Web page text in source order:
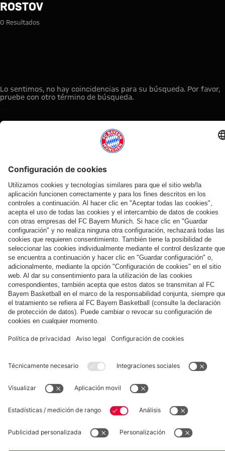
Búsqueda: Rostov
ROSTOV
0 Resultados
Lo sentimos, no hay coincidencias para su búsqueda. Por favor,
pruebe con otro término de búsqueda.
A la página principal
ESTO LE PUEDE INTERESAR
TIENDA
ONLINE
¡Disponible
la nueva
primera
equipación
para la
2025/26!
OFERTA
VENTILADOR
FC Bayern
Múnich
Tarjetas de
autógrafos
AFICIÓN
Clubs
de fans
MYFCBAYERN
Descubre tu
espacio
personal para
fans
Colaborador
Museum Prensa Baloncesto
Aviso legal
Política de privacidad Condiciones de uso
Accesibilidad
Sistema de denuncia
Contacto Ajustes de cookies